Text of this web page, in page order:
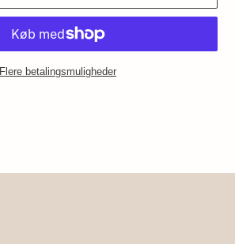
Flere betalingsmuligheder